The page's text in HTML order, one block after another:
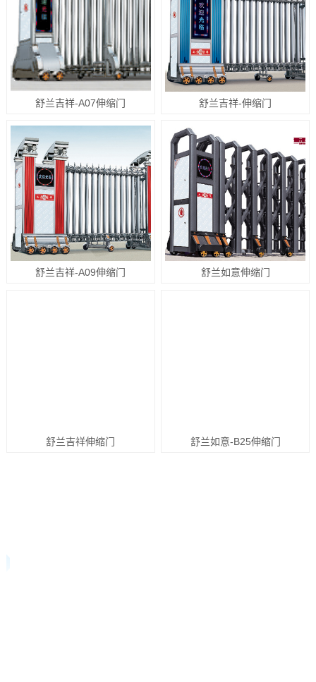
舒兰吉祥-A07伸缩门 舒兰吉祥-伸缩门
舒兰吉祥-A09伸缩门 舒兰如意伸缩门
舒兰吉祥伸缩门 舒兰如意-B25伸缩门